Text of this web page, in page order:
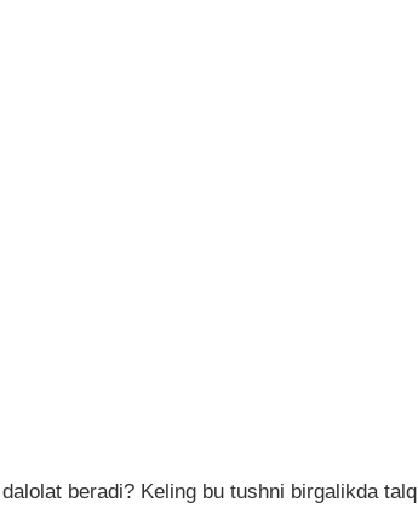
beradi? Keling bu tushni birgalikda